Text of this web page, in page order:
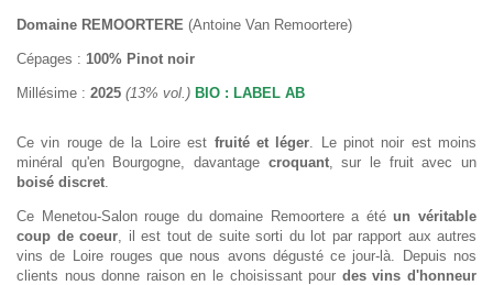
Domaine REMOORTERE (Antoine Van Remoortere)
Cépages : 100% Pinot noir
Millésime : 2025 (13% vol.) BIO : LABEL AB
Ce vin rouge de la Loire est fruité et léger . Le pinot noir est moins
minéral qu'en Bourgogne, davantage croquant, sur le fruit avec un
boisé discret
Ce Menetou-Salon rouge du domaine Remoortere a étéun véritable
coup de coeur , il est tout de suite sorti du lot par rapport aux autres
vins de Loire rouges que nous avons dégusté ce jour-là. Depuis nos
clients nous donne raison en le choisissant pour des vins d'honneur